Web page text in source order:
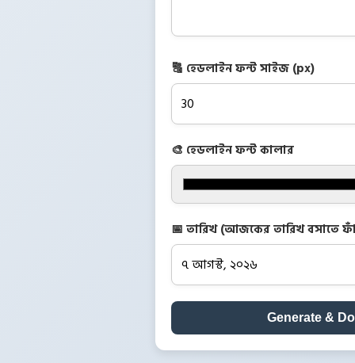
🔠 হেডলাইন ফন্ট সাইজ (px)
🎨 হেডলাইন ফন্ট কালার
📅 তারিখ (আজকের তারিখ বসাতে
Generate &